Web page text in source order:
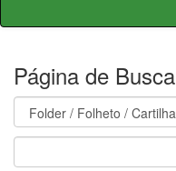
Página de Busca